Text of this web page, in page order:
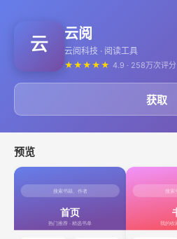
云阅
云阅科技 · 阅读工具
★ ★ ★ ★ ★ 4.9 · 258万次评分
获取
预览